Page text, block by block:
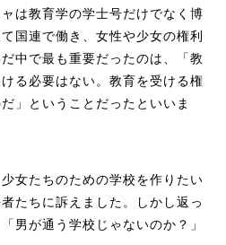
は教育学の学士号だけでなく博
国連で働き、女性や少女の権利
中で最も重要だったのは、「教
る必要はない。教育を受ける権
」ということだったといいま
女たちのための学校を作りたい
たちに訴えました。しかし返っ
男が通う学校じゃないのか？」